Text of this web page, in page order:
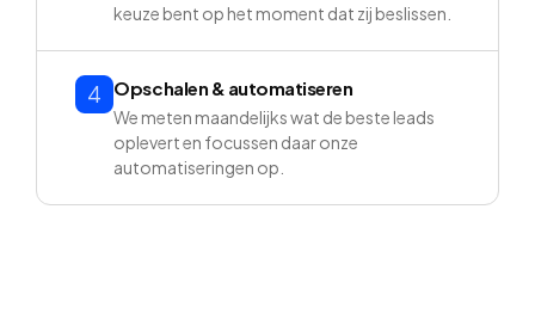
keuze bent op het moment dat zij beslissen.
4 Opschalen & automatiseren
We meten maandelijks wat de beste leads
oplevert en focussen daar onze
automatiseringen op.